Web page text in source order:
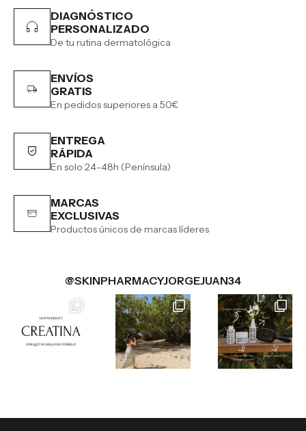
DIAGNÓSTICO
PERSONALIZADO
De tu rutina dermatológica
ENVÍOS
GRATIS
En pedidos superiores a 50€
ENTREGA
RÁPIDA
En solo 24-48h (Península)
MARCAS
EXCLUSIVAS
Productos únicos de marcas líderes
@SKINPHARMACYJORGEJUAN34